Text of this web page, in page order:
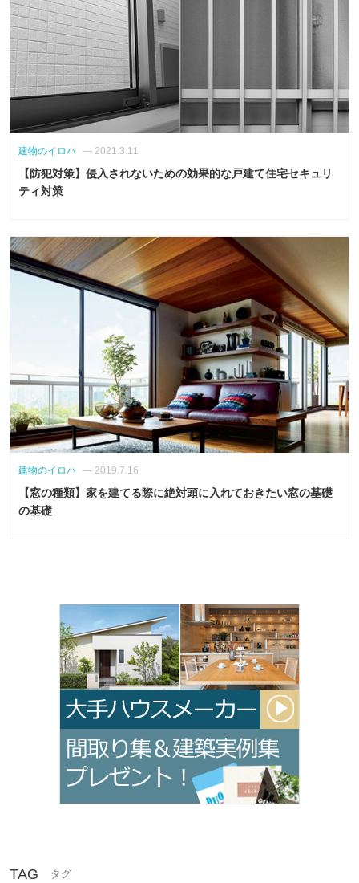
建物のイロハ — 2021.3.11
【防犯対策】侵入されないための効果的な戸建て住宅セキュリ
ティ対策
建物のイロハ — 2019.7.16
【窓の種類】家を建てる際に絶対頭に入れておきたい窓の基礎
の基礎
TAG